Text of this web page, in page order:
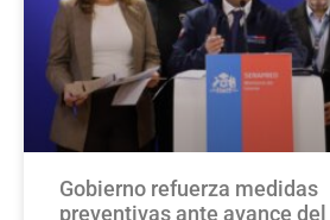
Gobierno refuerza medidas
preventivas ante avance del